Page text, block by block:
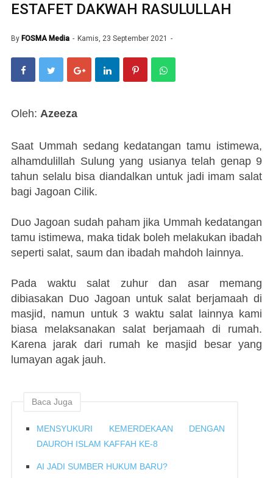
ESTAFET DAKWAH RASULULLAH
By FOSMA Media Kamis, 23 September 2021
Oleh: Azeeza
Saat Ummah sedang kedatangan tamu istimewa,
alhamdulillah Sulung yang usianya telah genap 9
tahun selalu bisa diandalkan untuk jadi imam salat
bagi Jagoan Cilik.
Duo Jagoan sudah paham jika Ummah kedatangan
tamu istimewa, maka tidak boleh melakukan ibadah
seperti salat, saum dan ibadah mahdoh lainnya.
Pada waktu salat zuhur dan asar memang
dibiasakan Duo Jagoan untuk salat berjamaah di
masjid, namun untuk 3 waktu salat lainnya kami
biasa melaksanakan salat berjamaah di rumah.
Karena jarak dari rumah ke masjid besar yang
lumayan agak jauh.
Baca Juga
MENSYUKURI KEMERDEKAAN DENGAN
DAUROH ISLAM KAFFAH KE-8
AI JADI SUMBER HUKUM BARU?